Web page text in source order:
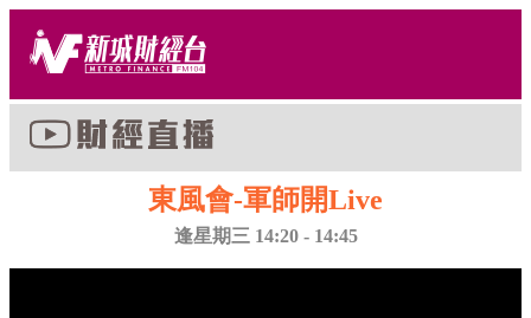
東風會-軍師開Live
逢星期三 14:20 - 14:45